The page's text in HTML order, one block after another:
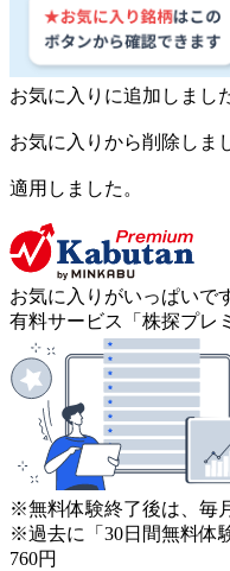
お気に入りに追加しまし
お気に入りから削除しま
適用しました。
お気に入りがいっぱいで
有料サービス「株探プレ
※無料体験終了後は、毎
※過去に「30日間無料体
760円